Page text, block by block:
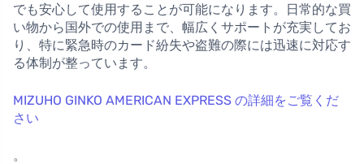
でも安心して使用することが可能になります。日常的な買
い物から国外での使用まで、幅広くサポートが充実してお
り、特に緊急時のカード紛失や盗難の際には迅速に対応す
る体制が整っています。
MIZUHO GINKO AMERICAN EXPRESS の詳細をご覧くだ
さい
。